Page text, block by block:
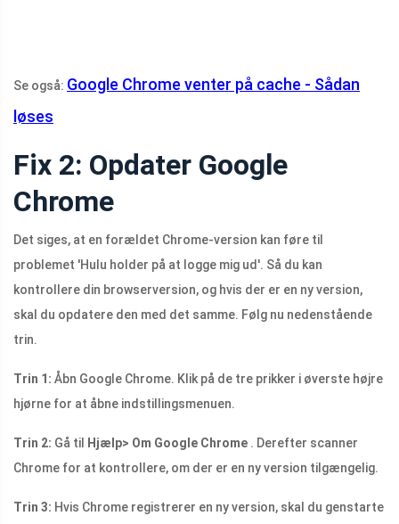
Se også: Google Chrome venter på cache - Sådan
løses
Fix 2: Opdater Google
Chrome
Det siges, at en forældet Chrome-version kan føre til
problemet 'Hulu holder på at logge mig ud'. Så du kan
kontrollere din browserversion, og hvis der er en ny version,
skal du opdatere den med det samme. Følg nu nedenstående
trin.
Trin 1: Åbn Google Chrome. Klik på de tre prikker i øverste højre
hjørne for at åbne indstillingsmenuen.
Trin 2: Gå til Hjælp> Om Google Chrome . Derefter scanner
Chrome for at kontrollere, om der er en ny version tilgængelig.
Trin 3: Hvis Chrome registrerer en ny version, skal du genstarte